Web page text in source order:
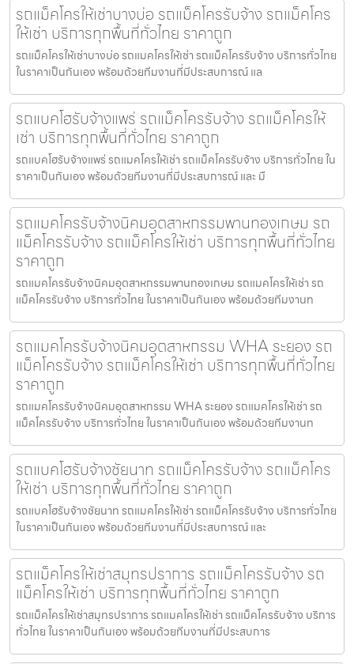
รถแม็คโครให้เช่าบางบ่อ รถแม็คโครรับจ้าง รถแม็คโคร
ให้เช่า บริการทุกพื้นที่ทั่วไทย ราคาถูก
รถแม็คโครให้เช่าบางบ่อ รถแมคโครให้เช่า รถแม็คโครรับจ้าง บริการทั่วไทย
ในราคาเป็นกันเอง พร้อมด้วยทีมงานที่มีประสบการณ์ แล
รถแบคโฮรับจ้างแพร่ รถแม็คโครรับจ้าง รถแม็คโครให้
เช่า บริการทุกพื้นที่ทั่วไทย ราคาถูก
รถแบคโฮรับจ้างแพร่ รถแมคโครให้เช่า รถแม็คโครรับจ้าง บริการทั่วไทย ใน
ราคาเป็นกันเอง พร้อมด้วยทีมงานที่มีประสบการณ์ และ มื
รถแมคโครรับจ้างนิคมอุตสาหกรรมพานทองเกษม รถ
แม็คโครรับจ้าง รถแม็คโครให้เช่า บริการทุกพื้นที่ทั่วไทย
ราคาถูก
รถแมคโครรับจ้างนิคมอุตสาหกรรมพานทองเกษม รถแมคโครให้เช่า รถ
แม็คโครรับจ้าง บริการทั่วไทย ในราคาเป็นกันเอง พร้อมด้วยทีมงานท
รถแมคโครรับจ้างนิคมอุตสาหกรรม WHA ระยอง รถ
แม็คโครรับจ้าง รถแม็คโครให้เช่า บริการทุกพื้นที่ทั่วไทย
ราคาถูก
รถแมคโครรับจ้างนิคมอุตสาหกรรม WHA ระยอง รถแมคโครให้เช่า รถ
แม็คโครรับจ้าง บริการทั่วไทย ในราคาเป็นกันเอง พร้อมด้วยทีมงานท
รถแบคโฮรับจ้างชัยนาท รถแม็คโครรับจ้าง รถแม็คโคร
ให้เช่า บริการทุกพื้นที่ทั่วไทย ราคาถูก
รถแบคโฮรับจ้างชัยนาท รถแมคโครให้เช่า รถแม็คโครรับจ้าง บริการทั่วไทย
ในราคาเป็นกันเอง พร้อมด้วยทีมงานที่มีประสบการณ์ และ
รถแม็คโครให้เช่าสมุทรปราการ รถแม็คโครรับจ้าง รถ
แม็คโครให้เช่า บริการทุกพื้นที่ทั่วไทย ราคาถูก
รถแม็คโครให้เช่าสมุทรปราการ รถแมคโครให้เช่า รถแม็คโครรับจ้าง บริการ
ทั่วไทย ในราคาเป็นกันเอง พร้อมด้วยทีมงานที่มีประสบการ